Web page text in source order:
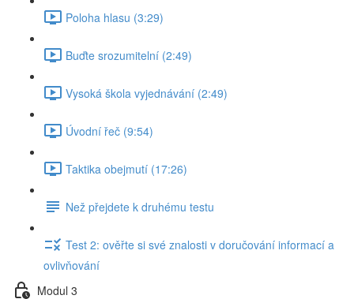
Poloha hlasu (3:29)
Buďte srozumitelní (2:49)
Vysoká škola vyjednávání (2:49)
Úvodní řeč (9:54)
Taktika obejmutí (17:26)
Než přejdete k druhému testu
Test 2: ověřte si své znalosti v doručování informací a
ovlivňování
Modul 3